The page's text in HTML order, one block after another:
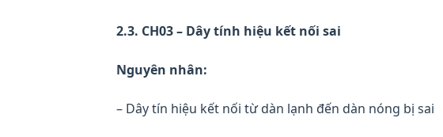
2.3. CH03 – Dây tính hiệu kết nối sai
Nguyên nhân:
– Dây tín hiệu kết nối từ dàn lạnh đến dàn nóng bị sai